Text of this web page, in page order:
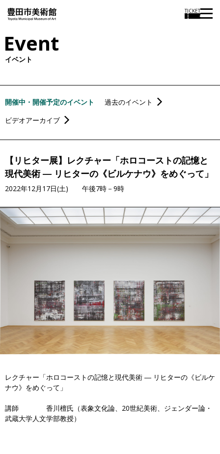
TICKET
Event
イベント
開催中・開催予定のイベント
過去のイベント
ビデオアーカイブ
【リヒター展】レクチャー「ホロコーストの記憶と
現代美術 ― リヒターの《ビルケナウ》をめぐって」
2022年12月17日(土) 午後7時－9時
レクチャー「ホロコーストの記憶と現代美術 ― リヒターの《ビルケ
ナウ》をめぐって」
講師 香川檀氏（表象文化論、20世紀美術、ジェンダー論・
武蔵大学人文学部教授）